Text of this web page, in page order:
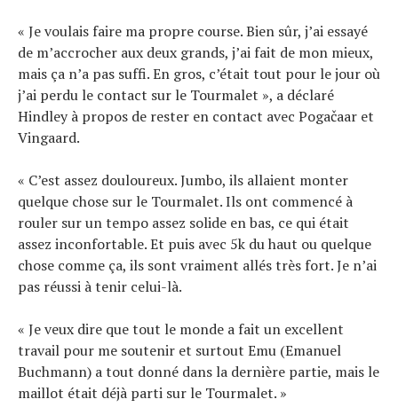
« Je voulais faire ma propre course. Bien sûr, j’ai essayé
de m’accrocher aux deux grands, j’ai fait de mon mieux,
mais ça n’a pas suffi. En gros, c’était tout pour le jour où
j’ai perdu le contact sur le Tourmalet », a déclaré
Hindley à propos de rester en contact avec Pogačaar et
Vingaard.
« C’est assez douloureux. Jumbo, ils allaient monter
quelque chose sur le Tourmalet. Ils ont commencé à
rouler sur un tempo assez solide en bas, ce qui était
assez inconfortable. Et puis avec 5k du haut ou quelque
chose comme ça, ils sont vraiment allés très fort. Je n’ai
pas réussi à tenir celui-là.
« Je veux dire que tout le monde a fait un excellent
travail pour me soutenir et surtout Emu (Emanuel
Buchmann) a tout donné dans la dernière partie, mais le
maillot était déjà parti sur le Tourmalet. »